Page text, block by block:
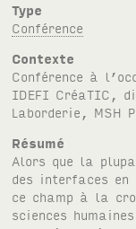
Type
Conférence
Contexte
Conférence à
IDEFI CréaTIC ,
Laborderie, MSH
Résumé
Alors que la
des interfaces en
ce champ à la
sciences